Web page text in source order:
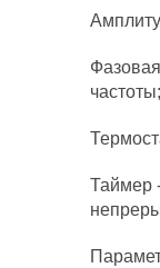
частоты;
Таймер